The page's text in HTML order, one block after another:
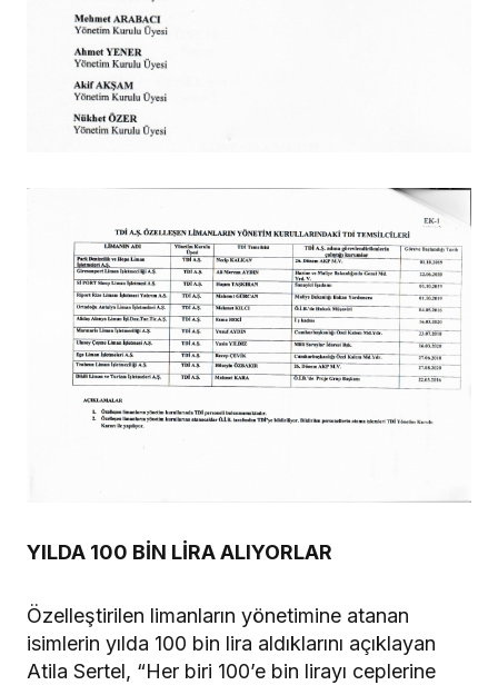
YILDA 100 BİN LİRA ALIYORLAR
Özelleştirilen limanların yönetimine atanan
isimlerin yılda 100 bin lira aldıklarını açıklayan
Atila Sertel, “Her biri 100’e bin lirayı ceplerine